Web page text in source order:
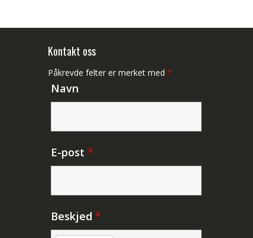
Kontakt oss
Påkrevde felter er merket med *
Navn
E-post *
Beskjed *